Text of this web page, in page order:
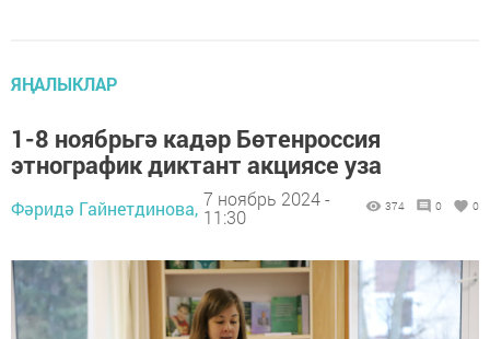
ЯҢАЛЫКЛАР
1-8 ноябрьгә кадәр Бөтенроссия
этнографик диктант акциясе уза
Фәридә Гайнетдинова, 7 ноябрь 2024 -
11:30
374 0 0